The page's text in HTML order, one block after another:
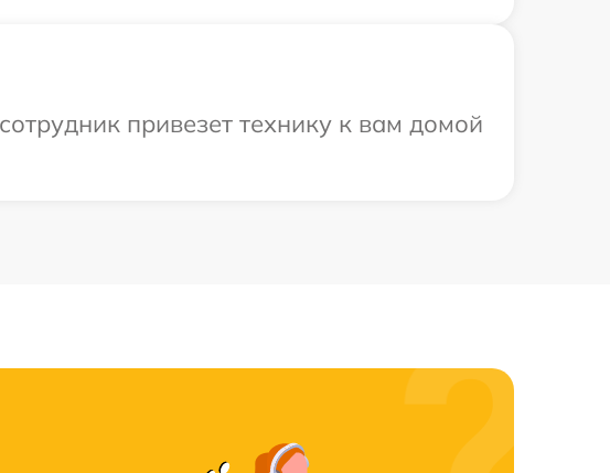
привезет технику к вам домой